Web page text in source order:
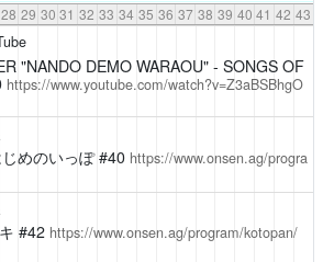
28 29 30 31 32 33 34 35 36 37 38 39 40 41 42 43
"NANDO DEMO WARAOU" - SONGS OF
https://www.youtube.com/watch?v=Z3aBSBhgO
めのいっぽ#40 https://www.onsen.ag/progra
#42 https://www.onsen.ag/program/kotopan/